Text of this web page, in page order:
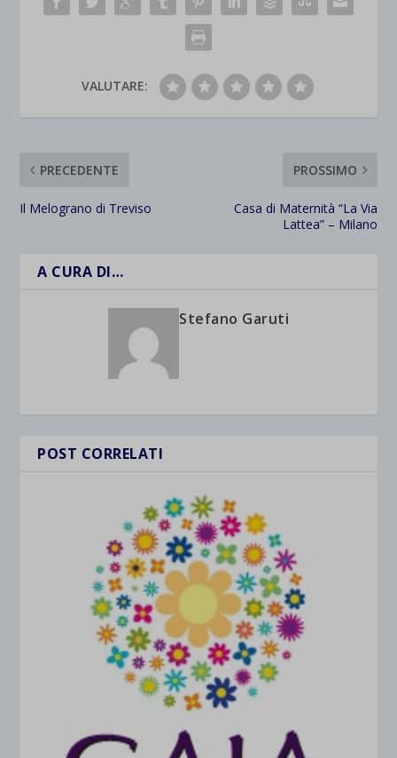
VALUTARE:
PRECEDENTE
Il Melograno di Treviso
PROSSIMO
Casa di Maternità “La Via
Lattea” – Milano
A CURA DI…
Stefano Garuti
POST CORRELATI